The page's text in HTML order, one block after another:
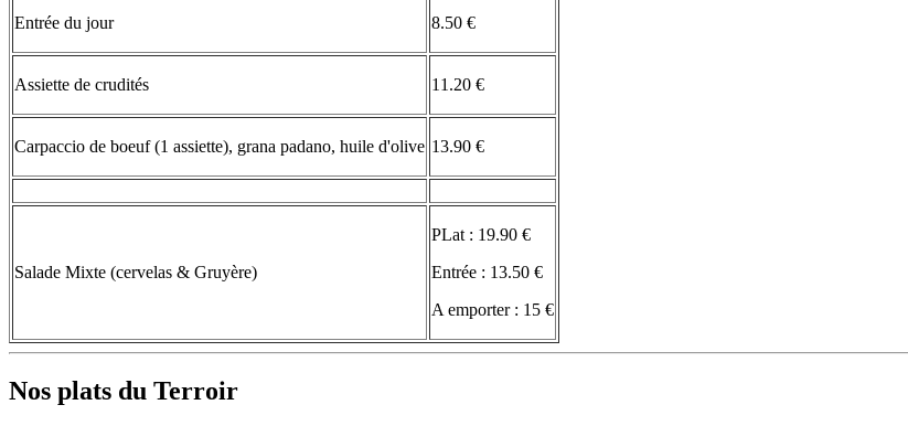
Entrée du jour 8.50 €
Assiette de crudités 11.20 €
Carpaccio de boeuf (1 assiette), grana padano, huile d'olive 13.90 €
Salade Mixte (cervelas & Gruyère)
PLat : 19.90 €
Entrée : 13.50 €
A emporter : 15 €
Nos plats du Terroir